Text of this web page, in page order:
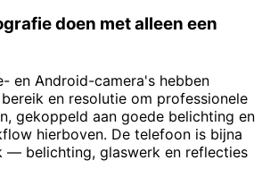
doen met alleen een
en Android-camera's hebben
en resolutie om professionele
gekoppeld aan goede belichting en
hierboven. De telefoon is bijna
— belichting, glaswerk en reflecties